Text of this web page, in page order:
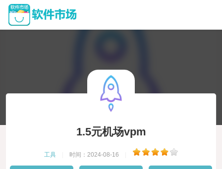
1.5元机场vpm
工具 时间：2024-08-16